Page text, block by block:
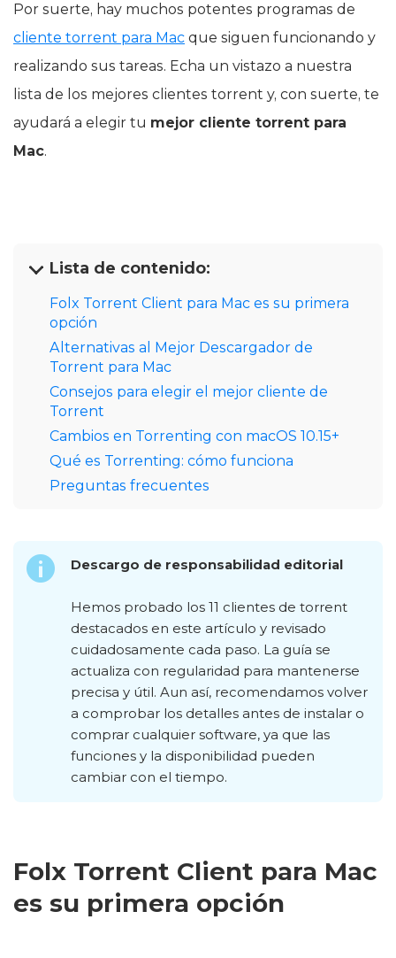
Por suerte, hay muchos potentes programas de
cliente torrent para Mac que siguen funcionando y
realizando sus tareas. Echa un vistazo a nuestra
lista de los mejores clientes torrent y, con suerte, te
ayudará a elegir tu mejor cliente torrent para
Mac.
Lista de contenido:
Folx Torrent Client para Mac es su primera
opción
Alternativas al Mejor Descargador de
Torrent para Mac
Consejos para elegir el mejor cliente de
Torrent
Cambios en Torrenting con macOS 10.15+
Qué es Torrenting: cómo funciona
Preguntas frecuentes
Descargo de responsabilidad editorial
Hemos probado los 11 clientes de torrent
destacados en este artículo y revisado
cuidadosamente cada paso. La guía se
actualiza con regularidad para mantenerse
precisa y útil. Aun así, recomendamos volver
a comprobar los detalles antes de instalar o
comprar cualquier software, ya que las
funciones y la disponibilidad pueden
cambiar con el tiempo.
Folx Torrent Client para Mac
es su primera opción